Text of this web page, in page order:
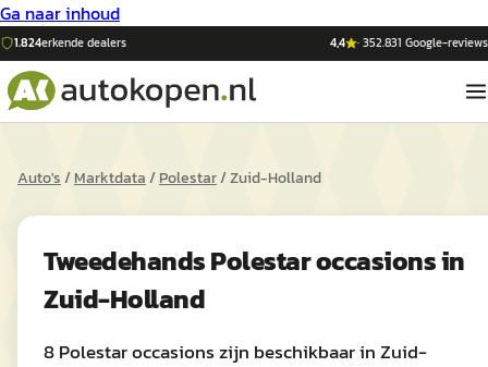
Ga naar inhoud
1.824erkende dealers 4,4 ·352.831 Google-reviews
Auto's/Marktdata/Polestar/Zuid-Holland
TweedehandsPolestaroccasions in
Zuid-Holland
8 Polestar occasions zijn beschikbaar in Zuid-